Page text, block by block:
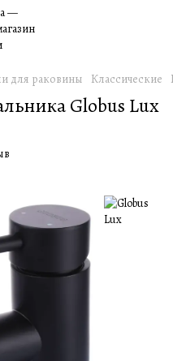
для раковины Классические
Globus Lux